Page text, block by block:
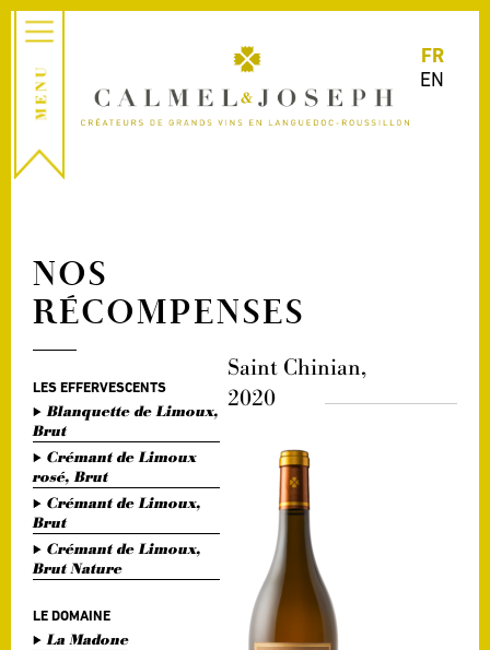
FR
EN
NOS
RÉCOMPENSES
LES EFFERVESCENTS
Blanquette de Limoux,
Brut
Crémant de Limoux
rosé, Brut
Crémant de Limoux,
Brut
Crémant de Limoux,
Brut Nature
LE DOMAINE
La Madone
Saint Chinian,
2020